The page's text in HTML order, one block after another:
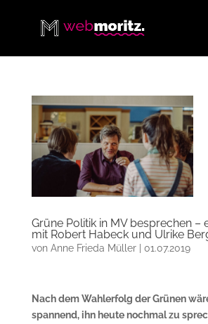
Grüne Politik in MV besprechen –
mit Robert Habeck und Ulrike
von Anne Frieda Müller| 01.07.2019
Nach dem Wahlerfolg der Grünen
spannend, ihn heute nochmal zu